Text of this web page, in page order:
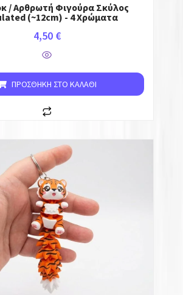
/ Αρθρωτή Φιγούρα Σκύλος
(~12cm) - 4 Χρώματα
4,50 €
ΠΡΟΣΘΉΚΗ ΣΤΟ ΚΑΛΆΘΙ